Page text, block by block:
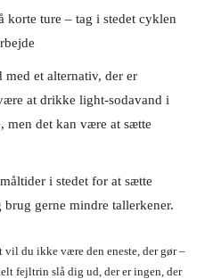
korte ture – tag i stedet cyklen
et alternativ, der er
at drikke light-sodavand i
men det kan være at sætte
i stedet for at sætte
gerne mindre tallerkener.
du ikke være den eneste, der gør –
fejltrin slå dig ud, der er ingen, der